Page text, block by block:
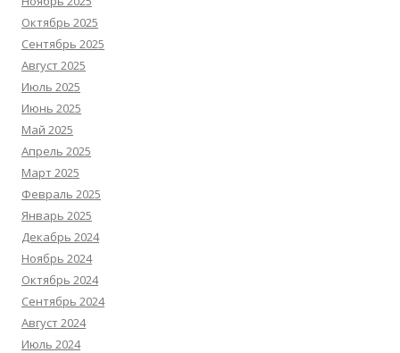
Октябрь 2025
Сентябрь 2025
Август 2025
Июль 2025
Июнь 2025
Май 2025
Апрель 2025
Март 2025
Февраль 2025
Январь 2025
Декабрь 2024
Ноябрь 2024
Октябрь 2024
Сентябрь 2024
Август 2024
Июль 2024